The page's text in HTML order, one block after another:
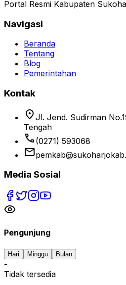
Portal Resmi Kabupaten
Navigasi
Beranda
Tentang
Blog
Pemerintahan
Kontak
location_on Jl. Jend. Sudirman
Tengah
phone (0271) 593068
email
Media Sosial
Pengunjung
Hari Minggu Bulan
-
Tidak tersedia